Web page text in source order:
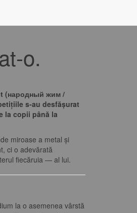
o.
(народный жим /
s-au desfășurat
la copii până la
miroase a metal și
ci o adevărată
fiecăruia — al lui.
la o asemenea vârstă